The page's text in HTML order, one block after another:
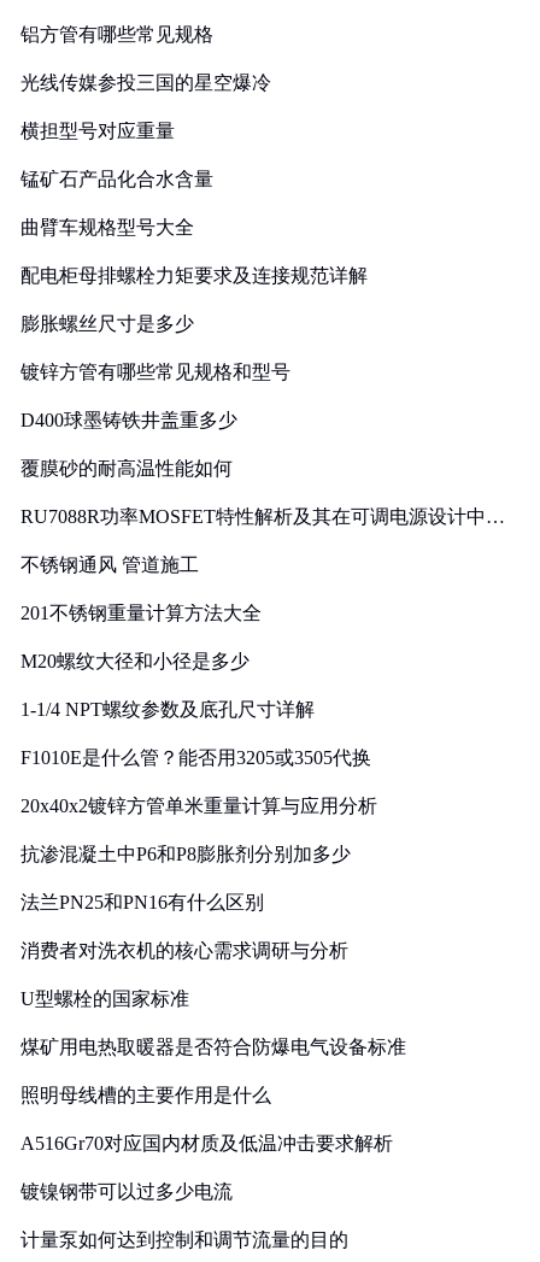
铝方管有哪些常见规格
光线传媒参投三国的星空爆冷
横担型号对应重量
锰矿石产品化合水含量
曲臂车规格型号大全
配电柜母排螺栓力矩要求及连接规范详解
膨胀螺丝尺寸是多少
镀锌方管有哪些常见规格和型号
D400球墨铸铁井盖重多少
覆膜砂的耐高温性能如何
RU7088R功率MOSFET特性解析及其在可调电源设计中的
不锈钢通风 管道施工
201不锈钢重量计算方法大全
M20螺纹大径和小径是多少
1-1/4 NPT螺纹参数及底孔尺寸详解
F1010E是什么管？能否用3205或3505代换
20x40x2镀锌方管单米重量计算与应用分析
抗渗混凝土中P6和P8膨胀剂分别加多少
法兰PN25和PN16有什么区别
消费者对洗衣机的核心需求调研与分析
U型螺栓的国家标准
煤矿用电热取暖器是否符合防爆电气设备标准
照明母线槽的主要作用是什么
A516Gr70对应国内材质及低温冲击要求解析
镀镍钢带可以过多少电流
计量泵如何达到控制和调节流量的目的